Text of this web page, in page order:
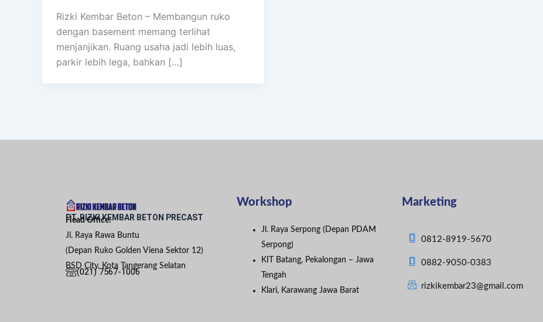
Rizki Kembar Beton – Membangun ruko
dengan basement memang terlihat
menjanjikan. Ruang usaha jadi lebih luas,
parkir lebih lega, bahkan […]
PT. RIZKI KEMBAR BETON PRECAST
Head Office:
Jl. Raya Rawa Buntu
(Depan Ruko Golden Viena Sektor 12)
BSD City, Kota Tangerang Selatan
(021) 7567-1006
Workshop
Jl. Raya Serpong (Depan PDAM
Serpong)
KIT Batang, Pekalongan – Jawa
Tengah
Klari, Karawang Jawa Barat
Marketing
0812-8919-5670
0882-9050-0383
rizkikembar23@gmail.com